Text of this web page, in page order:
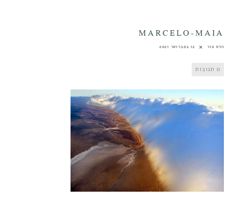
MARCELO-MAIA
הדס צור 12 בפברואר 2021
0 תגובות